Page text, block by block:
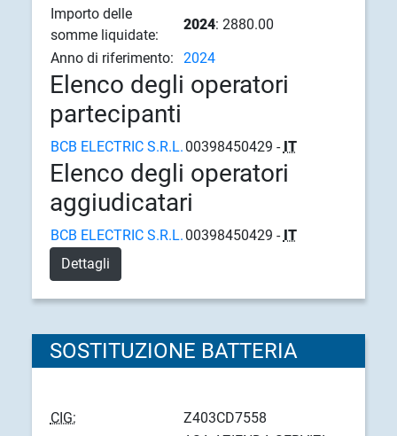
Importo delle
somme liquidate:
2024: 2880.00
Anno di riferimento:
2024
Elenco degli operatori
partecipanti
BCB ELECTRIC S.R.L. 00398450429 - IT
Elenco degli operatori
aggiudicatari
BCB ELECTRIC S.R.L. 00398450429 - IT
Dettagli
SOSTITUZIONE BATTERIA
CIG:
Z403CD7558